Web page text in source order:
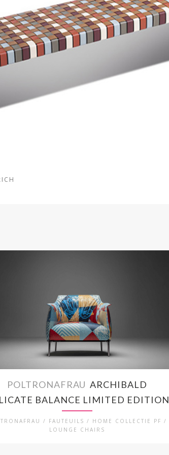
POLTRONAFRAU ARCHIBALD
BALANCE LIMITED EDITION
/ FAUTEUILS / HOME COLLECTIE PF /
LOUNGE CHAIRS